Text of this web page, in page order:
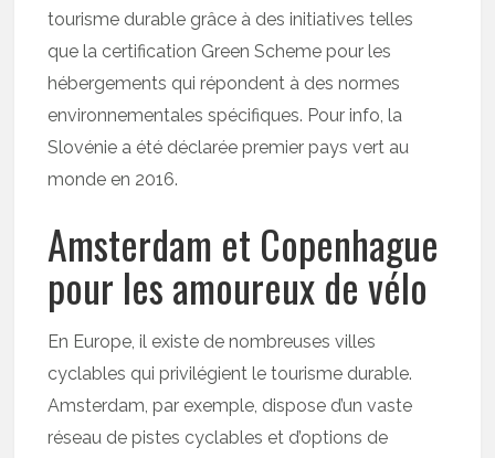
tourisme durable grâce à des initiatives telles
que la certification Green Scheme pour les
hébergements qui répondent à des normes
environnementales spécifiques. Pour info, la
Slovénie a été déclarée premier pays vert au
monde en 2016.
Amsterdam et Copenhague
pour les amoureux de vélo
En Europe, il existe de nombreuses villes
cyclables qui privilégient le tourisme durable.
Amsterdam, par exemple, dispose d’un vaste
réseau de pistes cyclables et d’options de